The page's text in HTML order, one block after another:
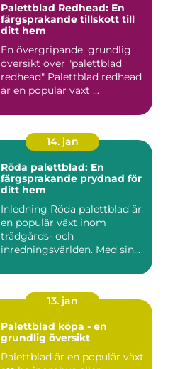
Palettblad Redhead: En
färgsprakande tillskott till
ditt hem
En övergripande, grundlig
översikt över "palettblad
redhead" Palettblad redhead
är en populär växt ...
14. jan
Röda palettblad: En
färgsprakande prydnad för
ditt hem
Inledning Röda palettblad är
en populär växt inom
trädgårds- och
inredningsvärlden. Med sina
13. jan
Palettblad köpa - en
grundlig översikt
Palettblad är en populär växt